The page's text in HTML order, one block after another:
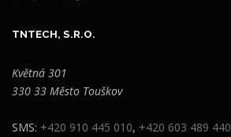
TNTECH, S.R.O.
Květná 301
330 33 Město Touškov
SMS: +420 910 445 010, +420 603 489 440